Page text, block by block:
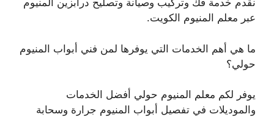
نقدم خدمة فك وتركيب وصيانة وتصليح درابزين المنيوم
عبر معلم المنيوم الكويت.
ما هي أهم الخدمات التي يوفرها لمن فني أبواب المنيوم
حولي؟
يوفر لكم معلم المنيوم حولي أفضل الخدمات
والموديلات في تفصيل أبواب المنيوم جرارة وسحابة